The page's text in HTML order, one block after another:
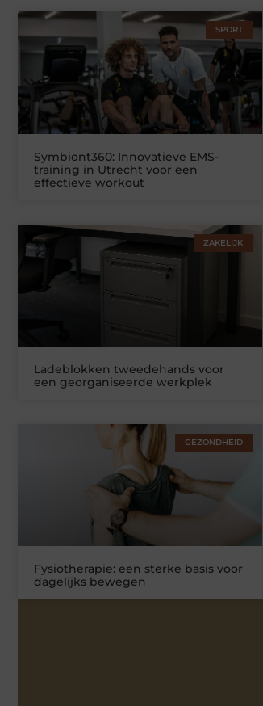
SPORT
Symbiont360: Innovatieve EMS-
training in Utrecht voor een
effectieve workout
ZAKELIJK
Ladeblokken tweedehands voor
een georganiseerde werkplek
GEZONDHEID
Fysiotherapie: een sterke basis voor
dagelijks bewegen